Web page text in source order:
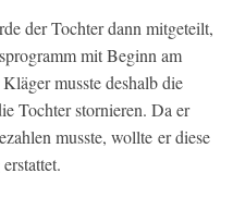
der Tochter dann mitgeteilt,
mit Beginn am
musste deshalb die
Tochter stornieren. Da er
musste, wollte er diese